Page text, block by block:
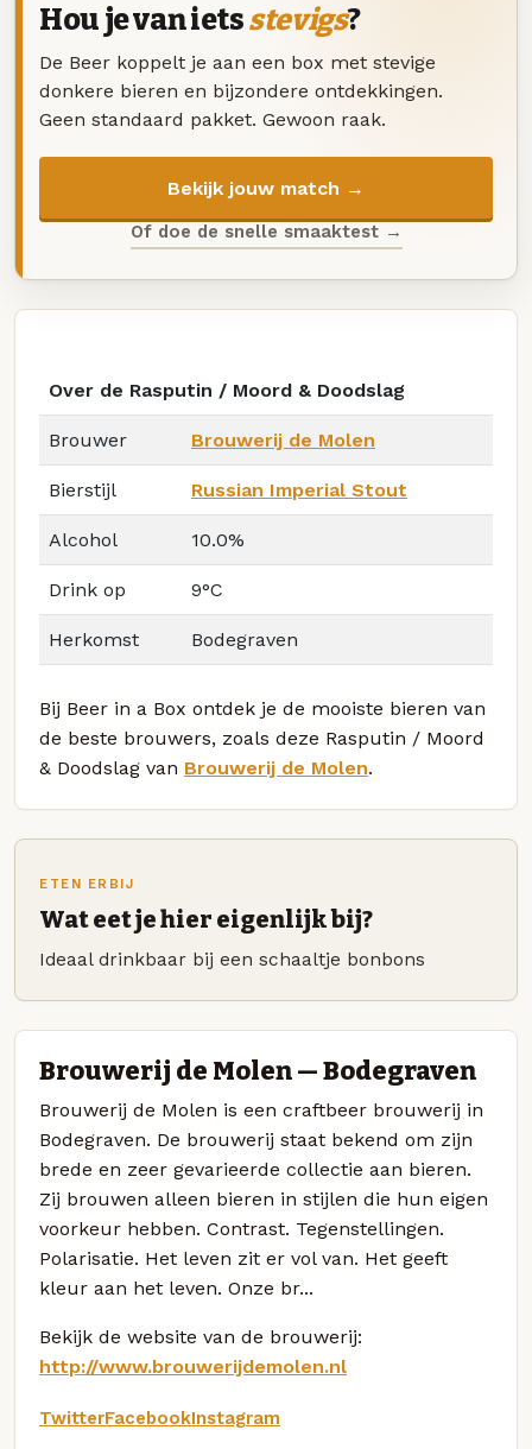
Hou je van ietsstevigs?
De Beer koppelt je aan een box met stevige
donkere bieren en bijzondere ontdekkingen.
Geen standaard pakket. Gewoon raak.
Bekijk jouw match →
Of doe de snelle smaaktest →
Over de Rasputin / Moord & Doodslag
Brouwer Brouwerij de Molen
Bierstijl Russian Imperial Stout
Alcohol 10.0%
Drink op 9°C
Herkomst Bodegraven
Bij Beer in a Box ontdek je de mooiste bieren van
de beste brouwers, zoals deze Rasputin / Moord
& Doodslag van Brouwerij de Molen.
ETEN ERBIJ
Wat eet je hier eigenlijk bij?
Ideaal drinkbaar bij een schaaltje bonbons
Brouwerij de Molen — Bodegraven
Brouwerij de Molen is een craftbeer brouwerij in
Bodegraven. De brouwerij staat bekend om zijn
brede en zeer gevarieerde collectie aan bieren.
Zij brouwen alleen bieren in stijlen die hun eigen
voorkeur hebben. Contrast. Tegenstellingen.
Polarisatie. Het leven zit er vol van. Het geeft
kleur aan het leven. Onze br...
Bekijk de website van de brouwerij:
http://www.brouwerijdemolen.nl
TwitterFacebookInstagram